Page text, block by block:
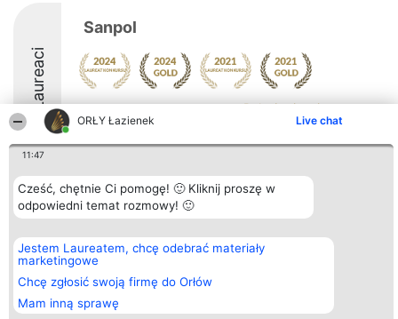
ORŁY Łazienek Live chat
11:47
Cześć, chętnie Ci pomogę! 🙂 Kliknij proszę w
odpowiedni temat rozmowy! 🙂
Jestem Laureatem, chcę odebrać materiały
marketingowe
Chcę zgłosić swoją firmę do Orłów
Mam inną sprawę
Laureaci
Sanpol
Pokaż więcej >>
9
Organizator plebiscytu
Bright Side Solutions sp. z o.
ul. Ruska 22
Wrocław 50-079
KRS 0000749100 | Regon
381313360 | NIP 8943132676
+48 508 492 400
Plebiscyt
Laureaci
wszystkich
Regulamin
Kontakt